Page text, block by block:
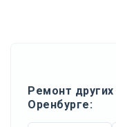
Ремонт
Оренбурге: